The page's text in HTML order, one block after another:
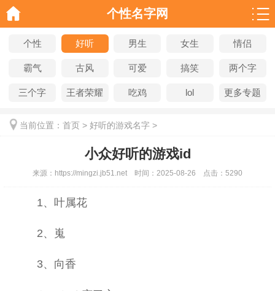
个性名字网
个性 好听 男生 女生 情侣
霸气 古风 可爱 搞笑 两个字
三个字 王者荣耀 吃鸡 lol 更多专题
当前位置： 首页 > 好听的游戏名字 >
小众好听的游戏id
来源： https://mingzi.jb51.net 时间： 2025-08-26 点击： 5290
1、叶属花
2、嵬
3、向香